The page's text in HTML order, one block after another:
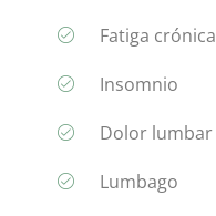
Fatiga crónica
Insomnio
Dolor lumbar
Lumbago